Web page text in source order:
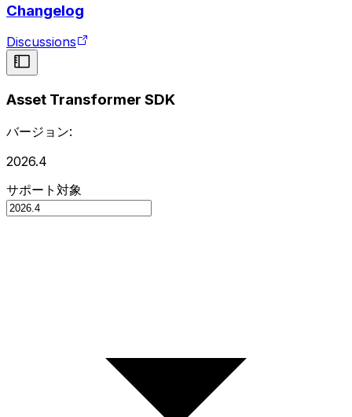
Changelog
Discussions
Asset Transformer SDK
バージョン:
2026.4
サポート対象